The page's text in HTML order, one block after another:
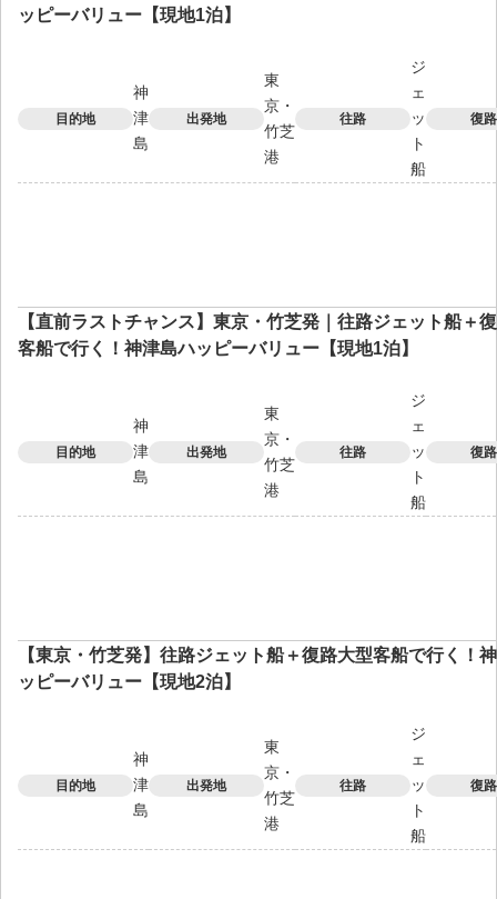
ッピーバリュー【現地1泊】
目的地
神
津
島
出発地
東
京・
竹芝
港
往路
ジ
ェ
ッ
ト
船
復路
【直前ラストチャンス】東京・竹芝発｜往路ジェット船＋
客船で行く！神津島ハッピーバリュー【現地1泊】
目的地
神
津
島
出発地
東
京・
竹芝
港
往路
ジ
ェ
ッ
ト
船
復路
【東京・竹芝発】往路ジェット船＋復路大型客船で行く！
ッピーバリュー【現地2泊】
目的地
神
津
島
出発地
東
京・
竹芝
港
往路
ジ
ェ
ッ
ト
船
復路